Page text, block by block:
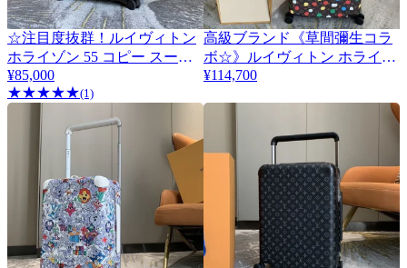
☆注目度抜群！ルイヴィトン
ホライゾン 55 コピー スーツ
ケース モノグラム M23203
¥85,000
★★★★★(1)
高級ブランド《草間彌生コラ
ボ☆》ルイヴィトン ホライゾ
ン 55 スーツケース コピー
¥114,700